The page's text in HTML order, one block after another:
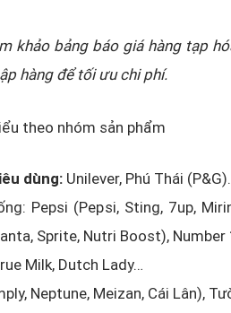
khảo bảng báo giá hàng tạp
hàng để tối ưu chi phí.
theo nhóm sản phẩm
dùng: Unilever, Phú Thái (P&G).
Pepsi (Pepsi, Sting, 7up,
Sprite, Nutri Boost), Number
Milk, Dutch Lady…
Neptune, Meizan, Cái Lân),